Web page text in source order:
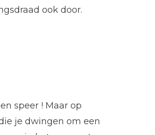
ook door.
speer ! Maar op
je dwingen om een